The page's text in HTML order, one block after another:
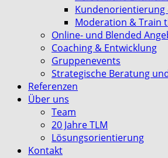
Kundenorientierung
Moderation & Train
Online- und Blended
Coaching & Entwicklung
Gruppenevents
Strategische Beratung
Referenzen
Über uns
Team
20 Jahre TLM
Lösungsorientierung
Kontakt